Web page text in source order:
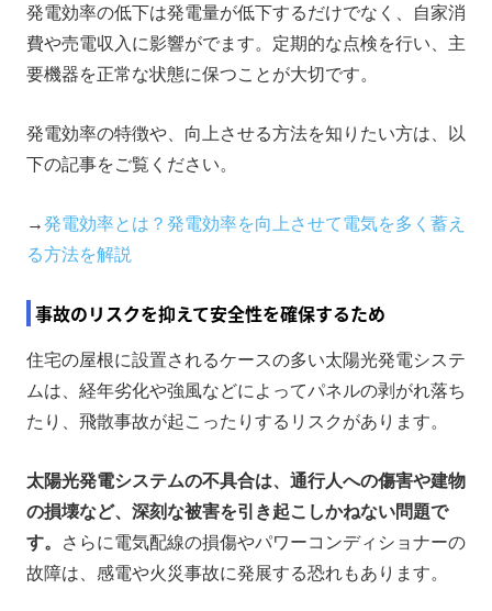
発電効率の低下は発電量が低下するだけでなく、自家消
費や売電収入に影響がでます。定期的な点検を行い、主
要機器を正常な状態に保つことが大切です。
発電効率の特徴や、向上させる方法を知りたい方は、以
下の記事をご覧ください。
→発電効率とは？発電効率を向上させて電気を多く蓄え
る方法を解説
事故のリスクを抑えて安全性を確保するため
住宅の屋根に設置されるケースの多い太陽光発電システ
ムは、経年劣化や強風などによってパネルの剥がれ落ち
たり、飛散事故が起こったりするリスクがあります。
太陽光発電システムの不具合は、通行人への傷害や建物
の損壊など、深刻な被害を引き起こしかねない問題で
す。
さらに電気配線の損傷やパワーコンディショナーの
故障は、感電や火災事故に発展する恐れもあります。